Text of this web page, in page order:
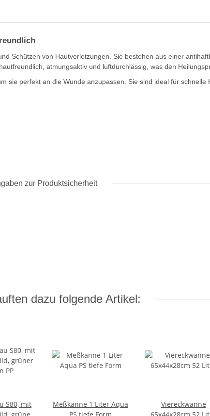
Schützen von Hautverletzungen. Sie bestehen aus einer
atmungsaktiv und luftdurchlässig, was den
sie perfekt an die Wunde anzupassen. Sie sind ideal für
zur Produktsicherheit
dazu folgende Artikel:
S80, mit
Meßkanne 1 Liter Aqua
Viereckwanne